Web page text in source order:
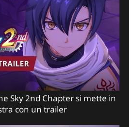
Sky 2nd Chapter si mette in
con un trailer